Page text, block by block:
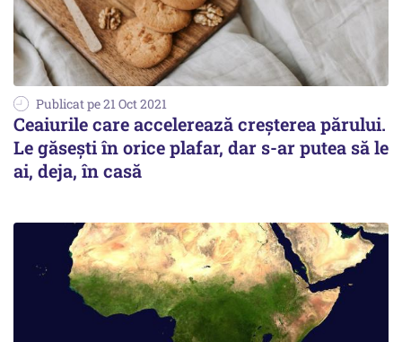
Publicat pe 21 Oct 2021
Ceaiurile care accelerează creșterea părului.
Le găsești în orice plafar, dar s-ar putea să le
ai, deja, în casă